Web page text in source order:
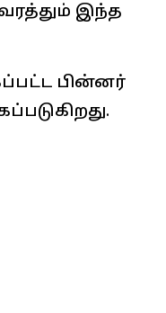
இந்த
பின்னர்